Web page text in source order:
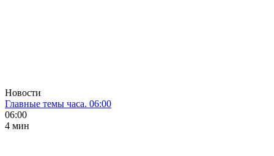
Новости
Главные темы часа. 06:00
06:00
4 мин